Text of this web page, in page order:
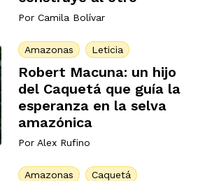
Por Camila Bolívar
Amazonas Leticia
Robert Macuna: un hijo
del Caquetá que guía la
esperanza en la selva
amazónica
Por Alex Rufino
Amazonas
Caquetá